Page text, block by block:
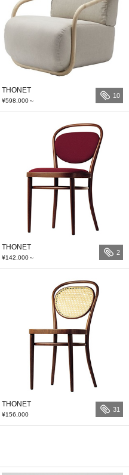
THONET
¥598,000～
10
THONET
¥142,000～
2
THONET
¥156,000
31